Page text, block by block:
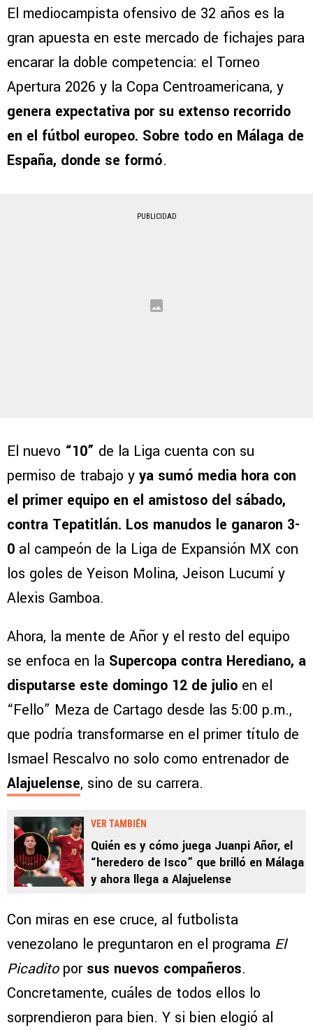
El mediocampista ofensivo de 32 años es la
gran apuesta en este mercado de fichajes para
encarar la doble competencia: el Torneo
Apertura 2026 y la Copa Centroamericana, y
genera expectativa por su extenso recorrido
en el fútbol europeo. Sobre todo en Málaga de
España, donde se formó.
PUBLICIDAD
El nuevo “10” de la Liga cuenta con su
permiso de trabajo y ya sumó media hora con
el primer equipo en el amistoso del sábado,
contra Tepatitlán. Los manudos le ganaron 3-
0 al campeón de la Liga de Expansión MX con
los goles de Yeison Molina, Jeison Lucumí y
Alexis Gamboa.
Ahora, la mente de Añor y el resto del equipo
se enfoca en la Supercopa contra Herediano, a
disputarse este domingo 12 de julio en el
“Fello” Meza de Cartago desde las 5:00 p.m.,
que podría transformarse en el primer título de
Ismael Rescalvo no solo como entrenador de
Alajuelense, sino de su carrera.
VER TAMBIÉN
Quién es y cómo juega Juanpi Añor, el
“heredero de Isco” que brilló en Málaga
y ahora llega a Alajuelense
Con miras en ese cruce, al futbolista
venezolano le preguntaron en el programa El
Picaditopor sus nuevos compañeros.
Concretamente, cuáles de todos ellos lo
sorprendieron para bien. Y si bien elogió al